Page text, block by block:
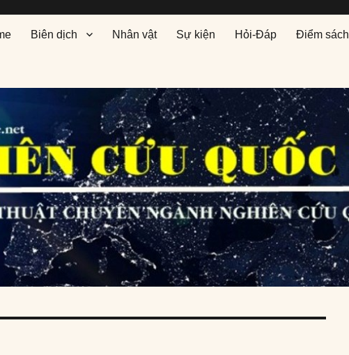
Biên dịch Nhân vật Sự kiện Hỏi-Đáp Điểm sách